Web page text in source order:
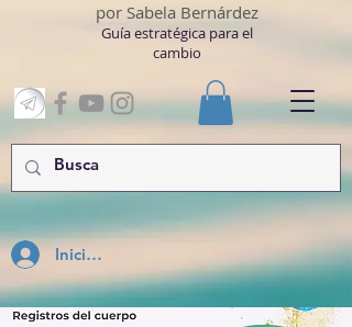
Inicia Sesión
por Sabela Bernárdez
Guía estratégica para el
cambio